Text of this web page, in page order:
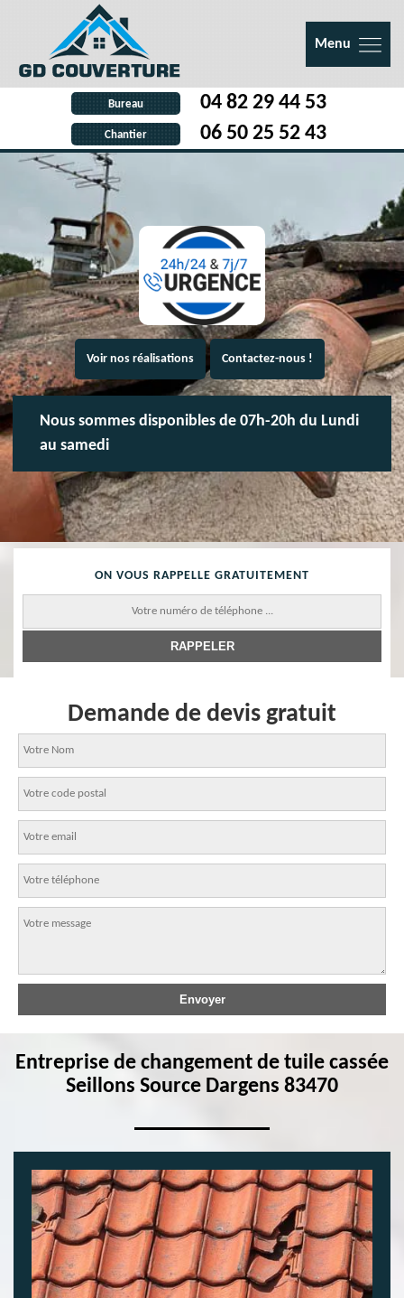
Menu
Bureau 04 82 29 44 53
Chantier 06 50 25 52 43
Voir nos réalisations Contactez-nous !
Nous sommes disponibles de 07h-20h du Lundi
au samedi
ON VOUS RAPPELLE GRATUITEMENT
Demande de devis gratuit
Entreprise de changement de tuile cassée
Seillons Source Dargens 83470